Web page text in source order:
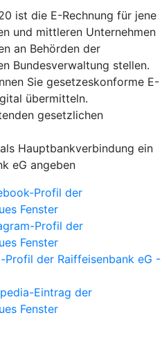
ist die E-Rechnung für jene
und mittleren Unternehmen
an Behörden der
Bundesverwaltung stellen.
Sie gesetzeskonforme E-
übermitteln.
gesetzlichen
Hauptbankverbindung ein
eG angeben
Profil der
Fenster
Profil der
Fenster
Profil der Raiffeisenbank eG -
Eintrag der
Fenster